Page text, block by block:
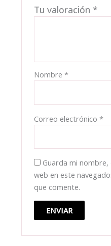
Tu valoración*
Nombre*
Correo electrónico*
Guarda mi
web en este
que comente.